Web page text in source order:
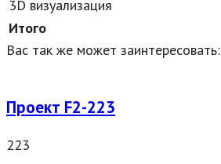
3D визуализация
Итого
Вас так же может заинтересовать:
Проект F2-223
223